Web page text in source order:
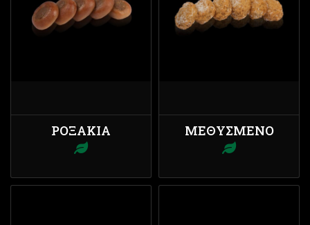
ΡΟΞΆΚΙΑ ΜΕΘΥΣΜΈΝΟ